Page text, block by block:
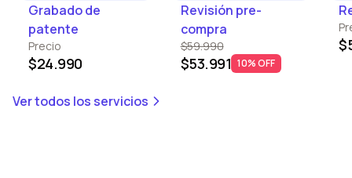
Grabado de
patente
Precio
$24.990
Revisión pre-
compra
$59.990
$53.991 10% OFF
Ver todos los servicios